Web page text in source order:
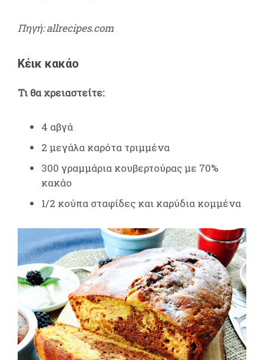
Πηγή: allrecipes.com
Κέικ κακάο
Τι θα χρειαστείτε:
4 αβγά
2 μεγάλα καρότα τριμμένα
300 γραμμάρια κουβερτούρας με 70%
κακάο
1/2 κούπα σταφίδες και καρύδια κομμένα